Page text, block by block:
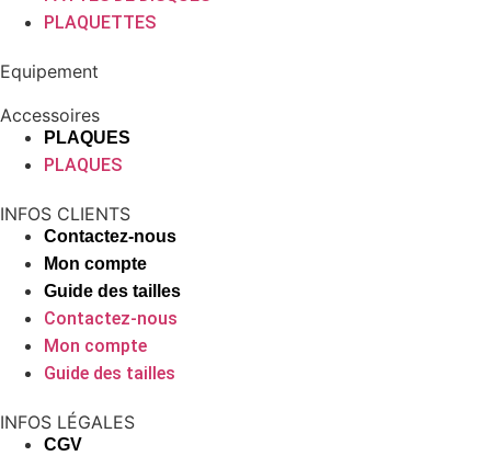
PLAQUETTES
Equipement
Accessoires
PLAQUES
PLAQUES
INFOS CLIENTS
Contactez-nous
Mon compte
Guide des tailles
Contactez-nous
Mon compte
Guide des tailles
INFOS LÉGALES
CGV